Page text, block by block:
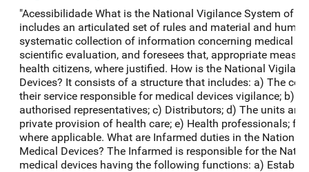
"Acessibilidade What is the National Vigilance System of
includes an articulated set of rules and material and
systematic collection of information concerning medical
scientific evaluation, and foresees that, appropriate
health citizens, where justified. How is the National
Devices? It consists of a structure that includes: a) The
their service responsible for medical devices vigilance; b)
authorised representatives; c) Distributors; d) The units
private provision of health care; e) Health professionals; f)
where applicable. What are Infarmed duties in the National
Medical Devices? The Infarmed is responsible for the
medical devices having the following functions: a)